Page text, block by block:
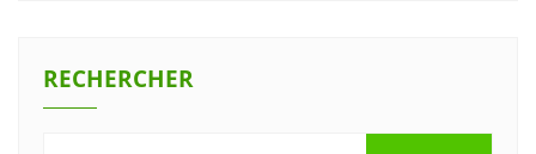
RECHERCHER